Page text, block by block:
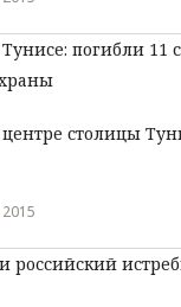
погибли 11
центре столицы
российский